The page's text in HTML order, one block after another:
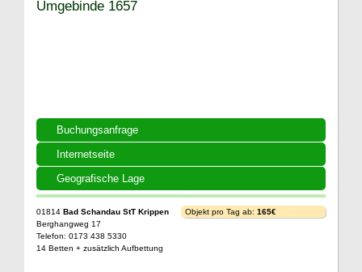
Buchungsanfrage
Internetseite
Geografische Lage
Umgebinde 1657
01814 Bad Schandau StT Krippen
Berghangweg 17
Telefon: 0173 438 5330
14 Betten + zusätzlich Aufbettung
Objekt pro Tag ab: 165€